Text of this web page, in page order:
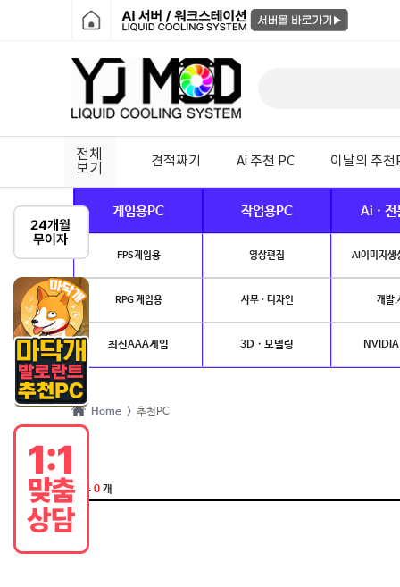
전체
보기
견적짜기 Ai 추천 PC 이달의 추천
게임용PC 작업용PC Ai · 전
FPS게임용 영상편집 AI이미지생
RPG 게임용 사무 · 디자인 개발.
최신AAA게임 3D · 모델링
Home > 추천PC